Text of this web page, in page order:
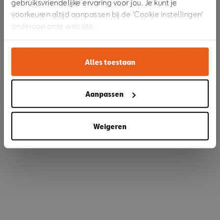
gebruiksvriendelijke ervaring voor jou. Je kunt je
voorkeuren altijd aanpassen bij de ‘Cookie instellingen’
onderaan onze website.
Alles toestaan
Aanpassen
Weigeren